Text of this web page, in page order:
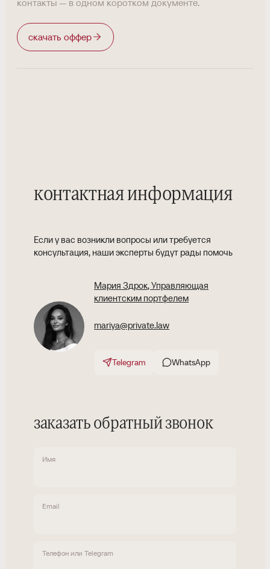
скачать оффер
контактная информация
Если у вас возникли вопросы или требуется
консультация, наши эксперты будут рады помочь
Мария Здрок, Управляющая
клиентским портфелем
mariya@private.law
Telegram WhatsApp
заказать обратный звонок
Имя
Email
Телефон или Telegram